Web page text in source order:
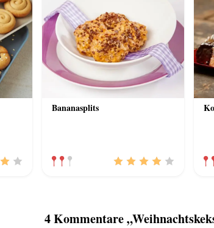
Bananasplits
4 Kommentare